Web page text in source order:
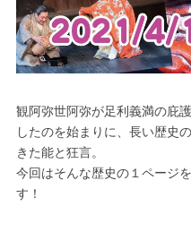
観阿弥世阿弥が足利義満の庇
したのを始まりに、長い歴史
きた能と狂言。
今回はそんな歴史の１ページ
す！